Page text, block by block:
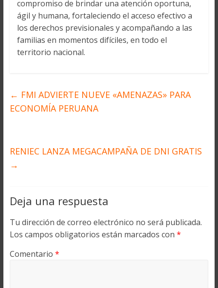
compromiso de brindar una atención oportuna,
ágil y humana, fortaleciendo el acceso efectivo a
los derechos previsionales y acompañando a las
familias en momentos difíciles, en todo el
territorio nacional.
← FMI ADVIERTE NUEVE «AMENAZAS» PARA
ECONOMÍA PERUANA
RENIEC LANZA MEGACAMPAÑA DE DNI GRATIS
→
Deja una respuesta
Tu dirección de correo electrónico no será publicada.
Los campos obligatorios están marcados con *
Comentario *